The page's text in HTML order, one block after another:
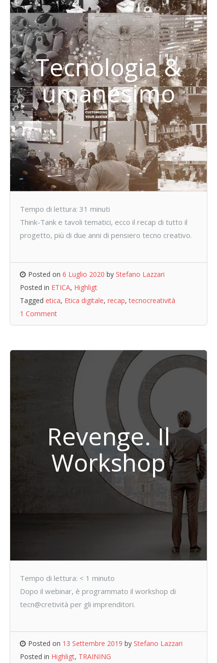
Tecnologia &
umanesimo
Tempo di lettura: 31 minuti
Think-Tank e tavoli tematici, ecco il recap di tutto il
progetto, più di due anni di pensiero tecno creativo.
Posted on 6 Luglio 2020 by Stefano Lazzari
Posted in ETICA, Highligt
Tagged etica, Etica digitale, recap,tecnocreatività
1 Comment
Revenge. Il
Workshop
Tempo di lettura: < 1 minuto
Dopo il webinar, è programmato il workshop di
tecn@cretività per gli imprenditori.
Posted on 13 Settembre 2019 by Stefano Lazzari
Posted in Highligt, TRAINING